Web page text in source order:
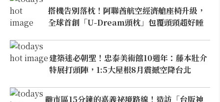
搭機告別落枕！阿聯酋航空經濟艙座椅升級，
全球首創「U-Dream頭枕」包覆頭頸超好睡
建築迷必朝聖！忠泰美術館10週年：藤本壯介
特展打頭陣，1:5大屋根8月震撼空降台北
離市區15分鐘的嘉義祕境路線！造訪「台版神